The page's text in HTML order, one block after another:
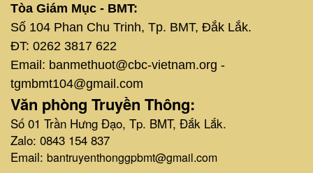
Tòa Giám Mục - BMT:
Số 104 Phan Chu Trinh, Tp. BMT, Đắk Lắk.
ĐT: 0262 3817 622
Email: banmethuot@cbc-vietnam.org -
tgmbmt104@gmail.com
Văn phòng Truyền Thông:
Số 01 Trần Hưng Đạo, Tp. BMT, Đắk Lắk.
Zalo: 0843 154 837
Email: bantruyenthonggpbmt@gmail.com